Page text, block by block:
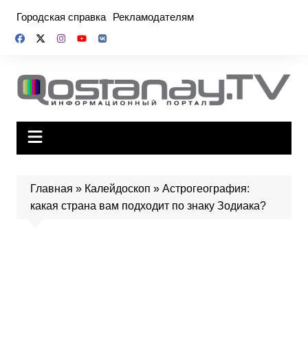
содержимому
Городская справка Рекламодателям
Главная » Калейдоскоп » Астрогеография:
какая страна вам подходит по знаку Зодиака?